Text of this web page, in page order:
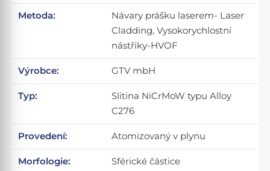
Metoda:
Návary prášku laserem- Laser
Cladding, Vysokorychlostní
nástřiky-HVOF
Výrobce: GTV mbH
Typ:
Slitina NiCrMoW typu Alloy
C276
Provedení: Atomizovaný v plynu
Morfologie: Sférické částice